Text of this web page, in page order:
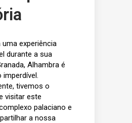
uma experiência
durante a sua
Alhambra é
imperdível.
tivemos o
visitar este
palaciano e
a nossa